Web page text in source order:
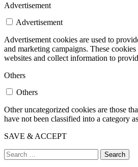
Advertisement
Advertisement
Advertisement cookies are used to
and marketing campaigns. These
websites and collect information to
Others
Others
Other uncategorized cookies are those
have not been classified into a category
SAVE & ACCEPT
Search